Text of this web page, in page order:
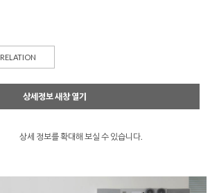
RELATION
상세정보 새창 열기
상세 정보를 확대해 보실 수 있습니다.